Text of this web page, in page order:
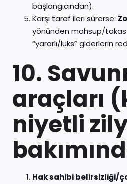
başlangıcından).
Karşı taraf ileri sürerse:
yönünden mahsup/takas
“yararlı/lüks” giderlerin
10.
araçları
niyetli
Hak sahibi belirsizliği/